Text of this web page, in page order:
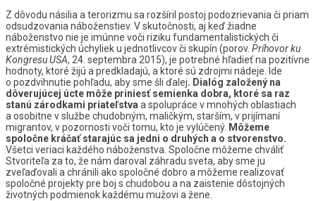
Z dôvodu násilia a terorizmu sa rozšíril postoj podozrievania či priam
odsudzovania náboženstiev. V skutočnosti, aj keď žiadne
náboženstvo nie je imúnne voči riziku fundamentalistických či
extrémistických úchyliek u jednotlivcov či skupín (porov. Príhovor ku
Kongresu USA, 24. septembra 2015), je potrebné hľadieť na pozitívne
hodnoty, ktoré žijú a predkladajú, a ktoré sú zdrojmi nádeje. Ide
o pozdvihnutie pohľadu, aby sme šli ďalej. Dialóg založený na
dôverujúcej úcte môže priniesť semienka dobra, ktoré sa raz
stanú zárodkami priateľstva a spolupráce v mnohých oblastiach
a osobitne v službe chudobným, maličkým, starším, v prijímaní
migrantov, v pozornosti voči tomu, kto je vylúčený. Môžeme
spoločne kráčať starajúc sa jedni o druhých a o stvorenstvo.
Všetci veriaci každého náboženstva. Spoločne môžeme chváliť
Stvoriteľa za to, že nám daroval záhradu sveta, aby sme ju
zveľaďovali a chránili ako spoločné dobro a môžeme realizovať
spoločné projekty pre boj s chudobou a na zaistenie dôstojných
životných podmienok každému mužovi a žene.